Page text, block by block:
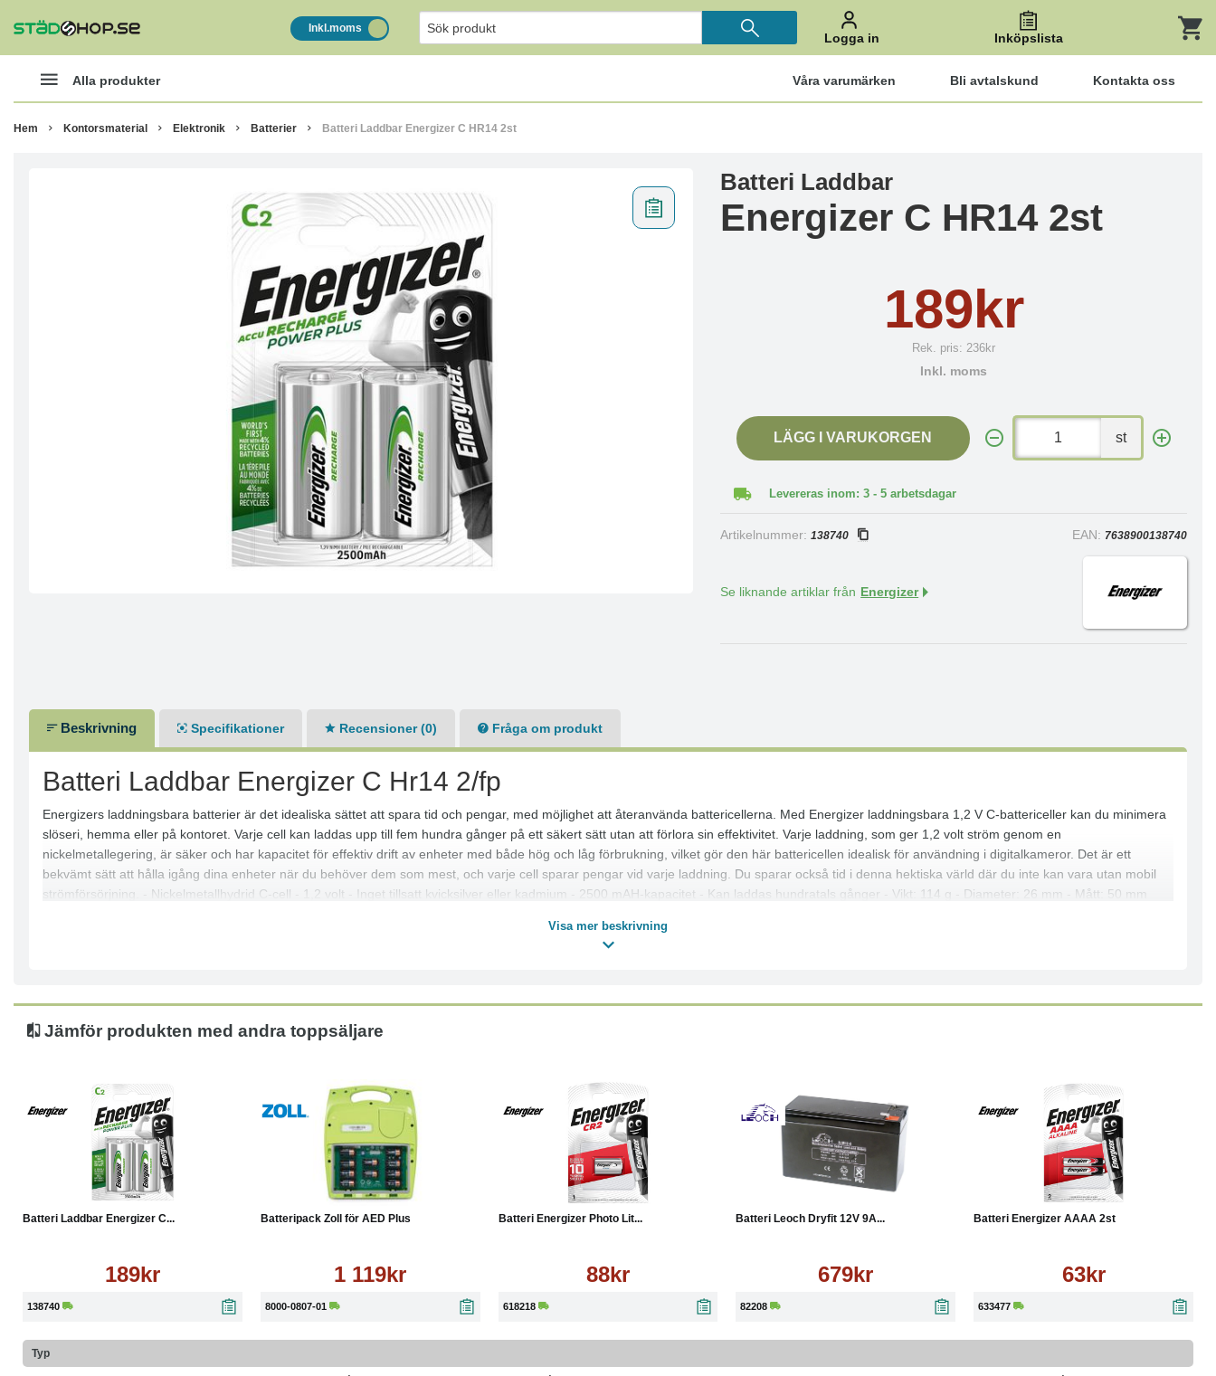
Inkl.moms
Logga in Inköpslista
Alla produkter Våra varumärken Bli avtalskund Kontakta oss
Hem Kontorsmaterial Elektronik Batterier Batteri Laddbar Energizer C HR14 2st
Batteri Laddbar
Energizer C HR14 2st
189kr
Rek. pris:236kr
Inkl. moms
LÄGG I VARUKORGEN st
Levereras inom: 3 - 5 arbetsdagar
Artikelnummer:138740 EAN: 7638900138740
Se liknande artiklar från Energizer
Beskrivning Specifikationer Recensioner (0) Fråga om produkt
Batteri Laddbar Energizer C Hr14 2/fp
Energizers laddningsbara batterier är det idealiska sättet att spara tid och pengar, med möjlighet att återanvända battericellerna. Med Energizer laddningsbara 1,2 V C-battericeller kan du minimera
slöseri, hemma eller på kontoret. Varje cell kan laddas upp till fem hundra gånger på ett säkert sätt utan att förlora sin effektivitet. Varje laddning, som ger 1,2 volt ström genom en
nickelmetallegering, är säker och har kapacitet för effektiv drift av enheter med både hög och låg förbrukning, vilket gör den här battericellen idealisk för användning i digitalkameror. Det är ett
bekvämt sätt att hålla igång dina enheter när du behöver dem som mest, och varje cell sparar pengar vid varje laddning. Du sparar också tid i denna hektiska värld där du inte kan vara utan mobil
strömförsörjning. - Nickelmetallhydrid C-cell - 1,2 volt - Inget tillsatt kvicksilver eller kadmium - 2500 mAH-kapacitet - Kan laddas hundratals gånger - Vikt: 114 g - Diameter: 26 mm - Mått: 50 mm
Visa mer beskrivning
Jämför produkten med andra toppsäljare
Batteri Laddbar Energizer C...
189kr
138740
Läs mer
Batteripack Zoll för AED Plus
1 119kr
8000-0807-01
Köp Läs mer
Batteri Energizer Photo Lit...
88kr
618218
Läs mer
Batteri Leoch Dryfit 12V 9A...
679kr
82208
Läs mer
Batteri Energizer AAAA 2st
63kr
633477
Typ